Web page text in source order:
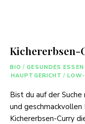
Kichererbsen-
BIO / GESUNDES ESSEN
HAUPTGERICHT /
Bist du auf der
und
Kichererbsen-Curry